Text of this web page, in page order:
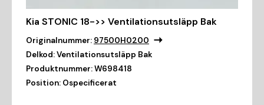
Kia STONIC 18->> Ventilationsutsläpp Bak
Originalnummer: 97500H0200
Delkod:Ventilationsutsläpp Bak
Produktnummer:W698418
Position: Ospecificerat